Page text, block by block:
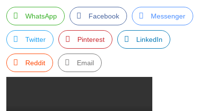
WhatsApp Facebook Messenger
Twitter Pinterest LinkedIn
Reddit Email